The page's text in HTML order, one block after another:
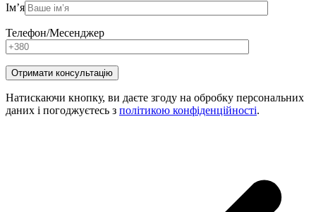
Ім’я
Телефон/Месенджер
Натискаючи кнопку, ви даєте згоду на обробку персональних
даних і погоджуєтесь з політикою конфіденційності.